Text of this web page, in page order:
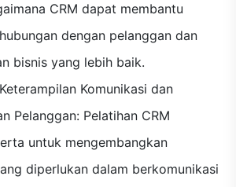
CRM dapat membantu
dengan pelanggan dan
bisnis yang lebih baik.
Komunikasi dan
Pelanggan: Pelatihan CRM
untuk mengembangkan
diperlukan dalam berkomunikasi